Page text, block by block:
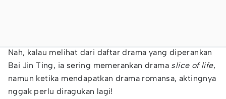
Nah, kalau melihat dari daftar drama yang diperankan
Bai Jin Ting, ia sering memerankan drama slice of life,
namun ketika mendapatkan drama romansa, aktingnya
nggak perlu diragukan lagi!